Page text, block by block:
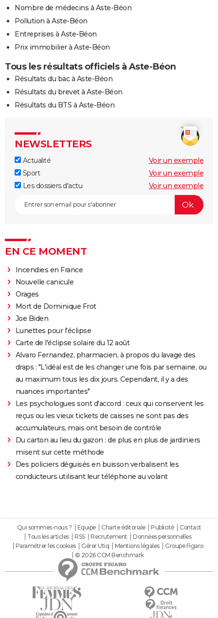
Nombre de médecins à Aste-Béon
Pollution à Aste-Béon
Entreprises à Aste-Béon
Prix immobilier à Aste-Béon
Tous les résultats officiels à Aste-Béon
Résultats du bac à Aste-Béon
Résultats du brevet à Aste-Béon
Résultats du BTS à Aste-Béon
NEWSLETTERS
Actualité
Voir un exemple
Sport
Voir un exemple
Les dossiers d'actu
Voir un exemple
EN CE MOMENT
Incendies en France
Nouvelle canicule
Orages
Mort de Dominique Frot
Joe Biden
Lunettes pour l'éclipse
Carte de l'éclipse solaire du 12 août
Alvaro Fernandez, pharmacien, à propos du lavage des
draps : "L'idéal est de les changer une fois par semaine, ou
au maximum tous les dix jours. Cependant, il y a des
nuances importantes"
Les psychologues sont d'accord : ceux qui conservent les
reçus ou les vieux tickets de caisses ne sont pas des
accumulateurs, mais ont besoin de contrôle
Du carton au lieu du gazon : de plus en plus de jardiniers
misent sur cette méthode
Des policiers déguisés en buisson verbalisent les
conducteurs utilisant leur téléphone au volant
Qui sommes-nous ? Equipe Charte éditoriale Publicité
Contact
Tous les articles
RSS Recrutement
Données personnelles
Paramétrer les cookies
Gérer Utiq Mentions légales
Groupe Figaro
© 2026 CCM Benchmark